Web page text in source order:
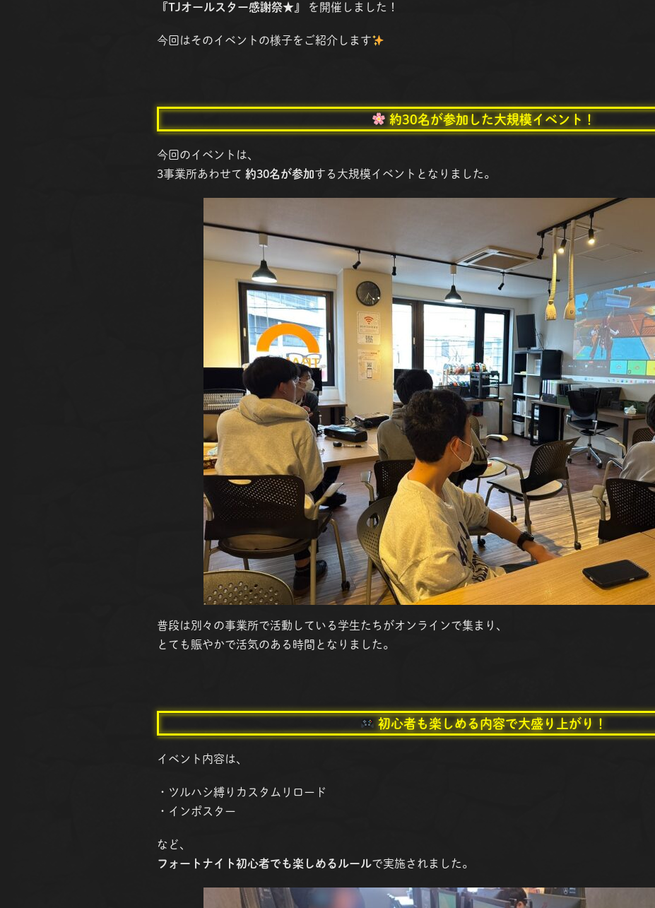
『TJオールスター感謝祭★』
を開催しました！
今回はそのイベントの様子をご紹介します
約30名が参加した大規模イベント！
今回のイベントは、
3事業所あわせて 約30名が参加する大規模イベントとなりました。
普段は別々の事業所で活動している学生たちがオンラインで集まり、
とても賑やかで活気のある時間となりました。
初心者も楽しめる内容で大盛り上がり！
イベント内容は、
・ツルハシ縛りカスタムリロード
・インポスター
など、
フォートナイト初心者でも楽しめるルールで実施されました。